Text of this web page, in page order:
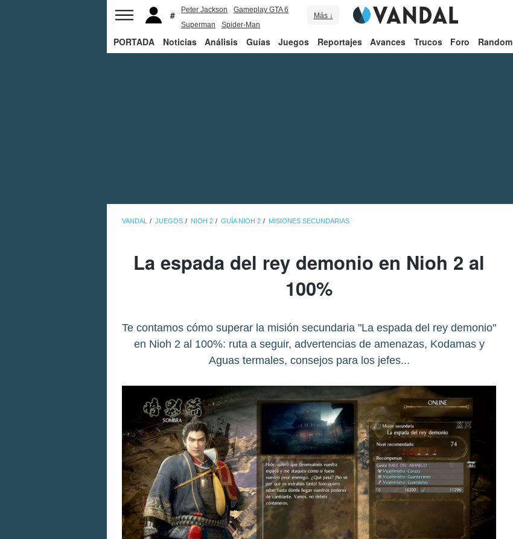
Peter Jackson
Gameplay GTA 6
Superman
Spider-Man
Más ↓
PORTADA Noticias Análisis Guías Juegos Reportajes Avances Trucos Foro Random
VANDAL JUEGOS NIOH 2 GUÍA NIOH 2 MISIONES SECUNDARIAS
La espada del rey demonio en Nioh 2 al
100%
Te contamos cómo superar la misión secundaria "La espada del rey demonio"
en Nioh 2 al 100%: ruta a seguir, advertencias de amenazas, Kodamas y
Aguas termales, consejos para los jefes...